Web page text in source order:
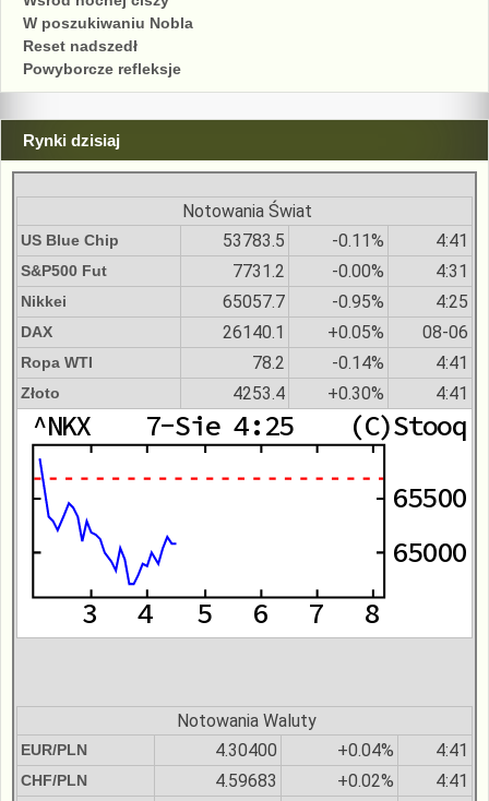
W poszukiwaniu Nobla
Reset nadszedł
Powyborcze refleksje
Rynki dzisiaj
Notowania Świat
US Blue Chip 53783.5 -0.11% 4:41
S&P500 Fut 7731.2 -0.00% 4:31
Nikkei 65057.7 -0.95% 4:25
DAX 26140.1 +0.05% 08-06
Ropa WTI 78.2 -0.14% 4:41
Złoto 4253.4 +0.30% 4:41
Notowania Waluty
EUR/PLN 4.30400 +0.04% 4:41
CHF/PLN 4.59683 +0.02% 4:41